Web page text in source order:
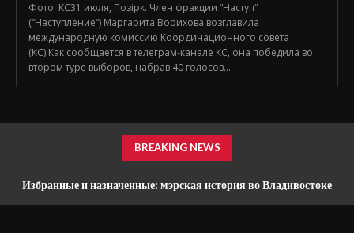
Фото: КС31 июля, Позірк. Член фракции “Наступ“
(“Наступление“) Маргарита Ворихова возглавила
международную комиссию Координационного совета
(КС).Как сообщается в телеграм-канале КС, она победила во
втором туре выборов, набрав 40 голосов...
BREAKING NEWS
Избранные и назначенные: мэрская история во Владивостоке